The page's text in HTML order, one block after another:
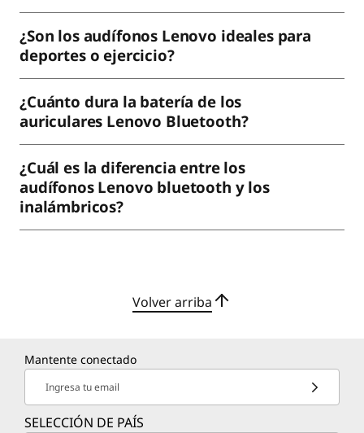
¿Son los audífonos Lenovo ideales para
deportes o ejercicio?
¿Cuánto dura la batería de los
auriculares Lenovo Bluetooth?
¿Cuál es la diferencia entre los
audífonos Lenovo bluetooth y los
inalámbricos?
Volver arriba
Mantente conectado
Ingresa tu email
SELECCIÓN DE PAÍS